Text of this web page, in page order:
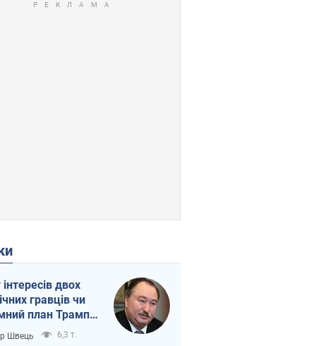
інтересів двох
гравців чи
план Трампа
Швець 6,3 т.